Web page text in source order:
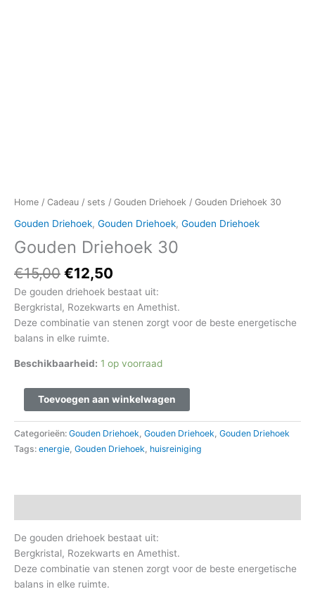
Home / Cadeau / sets / Gouden Driehoek / Gouden Driehoek 30
Gouden Driehoek, Gouden Driehoek, Gouden Driehoek
Gouden Driehoek 30
€15,00 €12,50
De gouden driehoek bestaat uit:
Bergkristal, Rozekwarts en Amethist.
Deze combinatie van stenen zorgt voor de beste energetische
balans in elke ruimte.
Beschikbaarheid: 1 op voorraad
Toevoegen aan winkelwagen
Categorieën: Gouden Driehoek Gouden Driehoek Gouden Driehoek
Tags: energie Gouden Driehoek huisreiniging
De gouden driehoek bestaat uit:
Bergkristal, Rozekwarts en Amethist.
Deze combinatie van stenen zorgt voor de beste energetische
balans in elke ruimte.